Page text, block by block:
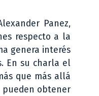
Panez,
respecto a la
genera interés
En su charla el
que más allá
pueden obtener